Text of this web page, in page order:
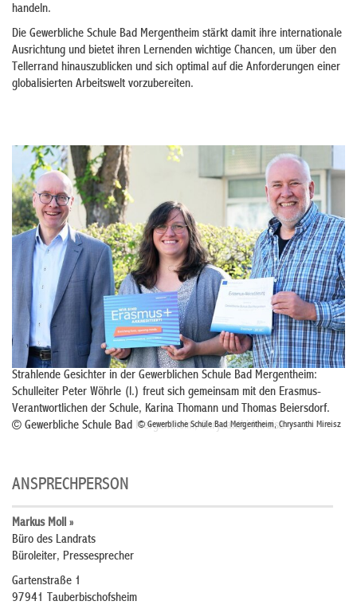
handeln.
Die Gewerbliche Schule Bad Mergentheim stärkt damit ihre internationale
Ausrichtung und bietet ihren Lernenden wichtige Chancen, um über den
Tellerrand hinauszublicken und sich optimal auf die Anforderungen einer
globalisierten Arbeitswelt vorzubereiten.
© Gewerbliche Schule Bad Mergentheim, Chrysanthi Mireisz
Strahlende Gesichter in der Gewerblichen Schule Bad Mergentheim:
Schulleiter Peter Wöhrle (l.) freut sich gemeinsam mit den Erasmus-
Verantwortlichen der Schule, Karina Thomann und Thomas Beiersdorf.
© Gewerbliche Schule Bad Mergentheim, Chrysanthi Mireisz
ANSPRECHPERSON
Markus Moll »
Büro des Landrats
Büroleiter, Pressesprecher
Gartenstraße 1
97941 Tauberbischofsheim